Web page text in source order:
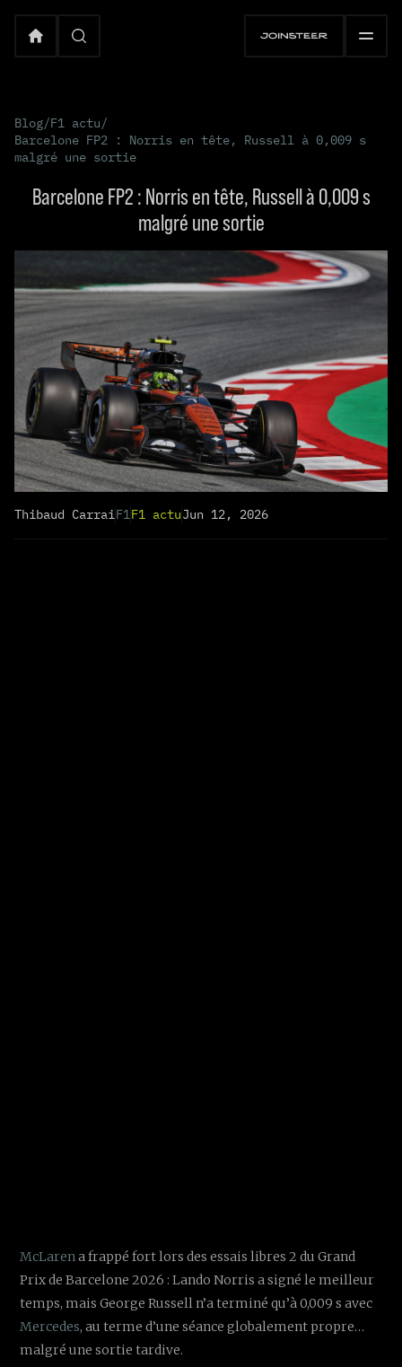
Blog/F1 actu/
Barcelone FP2 : Norris en tête, Russell à 0,009 s
malgré une sortie
Barcelone FP2 : Norris en tête, Russell à 0,009 s
malgré une sortie
Thibaud CarraiF1F1 actuJun 12, 2026
McLarena frappé fort lors des essais libres 2 du Grand
Prix de Barcelone 2026 : Lando Norris a signé le meilleur
temps, mais George Russell n’a terminé qu’à 0,009 s avec
Mercedes, au terme d’une séance globalement propre…
malgré une sortie tardive.